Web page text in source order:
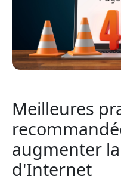
Meilleures
augmenter
d'Internet